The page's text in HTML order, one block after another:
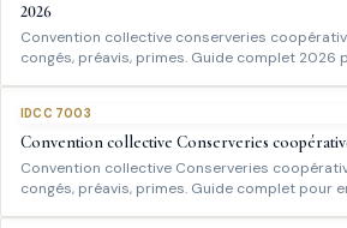
2026
Convention collective conserveries
congés, préavis, primes. Guide complet 2026
IDCC 7003
Convention collective Conserveries
Convention collective Conserveries
congés, préavis, primes. Guide complet pour